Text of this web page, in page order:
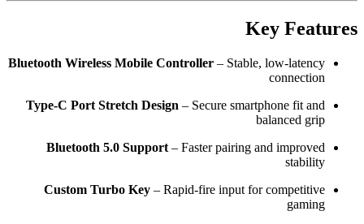
Key Features
Bluetooth Wireless Mobile Controller – Stable, low-latency
connection
Type-C Port Stretch Design – Secure smartphone fit and
balanced grip
Bluetooth 5.0 Support – Faster pairing and improved
stability
Custom Turbo Key – Rapid-fire input for competitive
gaming